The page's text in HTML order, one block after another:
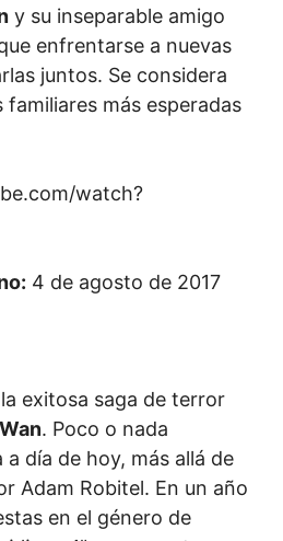
y su inseparable amigo
enfrentarse a nuevas
juntos. Se considera
familiares más esperadas
watch?
4 de agosto de 2017
exitosa saga de terror
. Poco o nada
a día de hoy, más allá de
Adam Robitel. En un año
en el género de